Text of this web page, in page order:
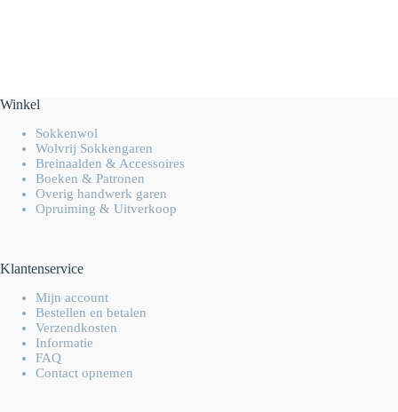
Winkel
Sokkenwol
Wolvrij Sokkengaren
Breinaalden & Accessoires
Boeken & Patronen
Overig handwerk garen
Opruiming & Uitverkoop
Klantenservice
Mijn account
Bestellen en betalen
Verzendkosten
Informatie
FAQ
Contact opnemen